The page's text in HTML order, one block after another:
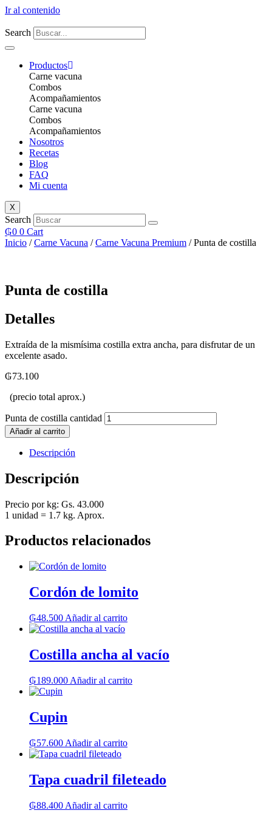
Ir al contenido
Search
Productos
Carne vacuna
Combos
Acompañamientos
Carne vacuna
Combos
Acompañamientos
Nosotros
Recetas
Blog
FAQ
Mi cuenta
X
Search
₲0 0 Cart
Inicio /Carne Vacuna /Carne Vacuna Premium / Punta de costilla
Punta de costilla
Detalles
Extraída de la mismísima costilla extra ancha, para disfrutar de un
excelente asado.
₲73.100
(precio total aprox.)
Punta de costilla cantidad
Añadir al carrito
Descripción
Descripción
Precio por kg: Gs. 43.000
1 unidad = 1.7 kg. Aprox.
Productos relacionados
Cordón de lomito
₲48.500 Añadir al carrito
Costilla ancha al vacío
₲189.000 Añadir al carrito
Cupin
₲57.600 Añadir al carrito
Tapa cuadril fileteado
₲88.400 Añadir al carrito